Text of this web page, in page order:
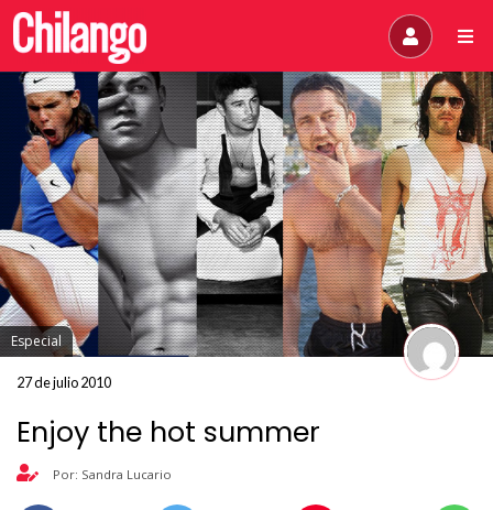
Especial
27 de julio 2010
Enjoy the hot summer
Por: Sandra Lucario